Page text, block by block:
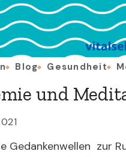
Blog Gesundheit
und
Gedankenwellen zur